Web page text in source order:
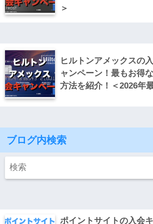
＞
ヒルトンアメックスの
ャンペーン！最もお得
方法を紹介！＜2026年
ブログ内検索
ポイントサイトの入会